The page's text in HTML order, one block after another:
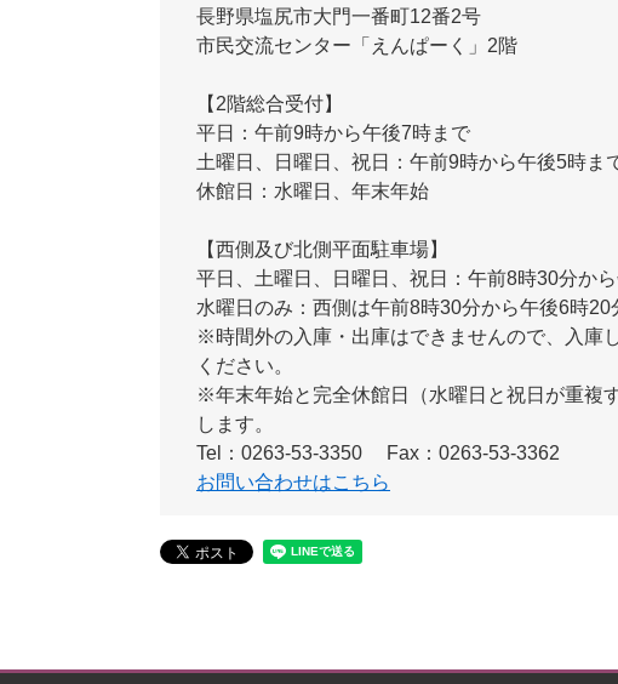
長野県塩尻市大門一番町12番2号
市民交流センター「えんぱーく」2階
【2階総合受付】
平日：午前9時から午後7時まで
土曜日、日曜日、祝日：午前9時から午後5時ま
休館日：水曜日、年末年始
【西側及び北側平面駐車場】
平日、土曜日、日曜日、祝日：午前8時30分か
水曜日のみ：西側は午前8時30分から午後6時20
※時間外の入庫・出庫はできませんので、入庫
ください。
※年末年始と完全休館日（水曜日と祝日が重複
します。
Tel：0263-53-3350
Fax：0263-53-3362
お問い合わせはこちら